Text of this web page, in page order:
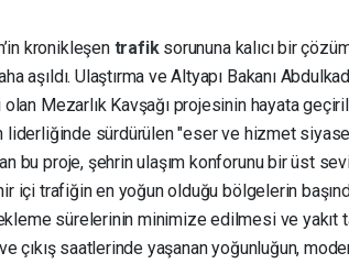
kronikleşen trafik sorununa kalıcı bir
aşıldı. Ulaştırma ve Altyapı Bakanı
olan Mezarlık Kavşağı projesinin hayata
liderliğinde sürdürülen "eser ve hizmet
bu proje, şehrin ulaşım konforunu bir üst
içi trafiğin en yoğun olduğu bölgelerin
sürelerinin minimize edilmesi ve yakıt
çıkış saatlerinde yaşanan yoğunluğun,